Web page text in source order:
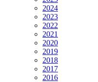
2024
2023
2022
2021
2020
2019
2018
2017
2016